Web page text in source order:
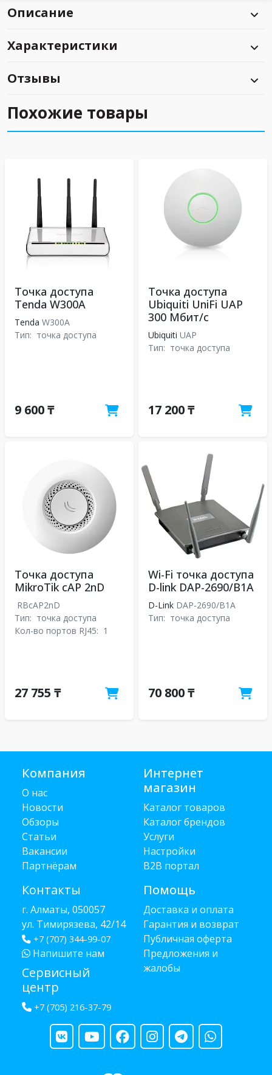
Описание
Характеристики
Отзывы
Похожие товары
Точка доступа
Tenda W300A
Tenda W300A
Тип: точка доступа
9 600 ₸
Точка доступа
Ubiquiti UniFi UAP
300 Мбит/с
Ubiquiti UAP
Тип: точка доступа
17 200 ₸
Точка доступа
MikroTik cAP 2nD
RBcAP2nD
Тип: точка доступа
Кол-во портов RJ45: 1
27 755 ₸
Wi-Fi точка доступа
D-link DAP-2690/B1A
D-Link DAP-2690/B1A
Тип: точка доступа
70 800 ₸
Компания
О нас
Новости
Обзоры
Статьи
Вакансии
Партнёрам
Контакты
г. Алматы, 050057
ул. Тимирязева, 42/14
+7 (707) 344-99-07
Напишите нам
Сервисный
центр
+7 (705) 216-37-79
Интернет
магазин
Каталог товаров
Каталог брендов
Услуги
Настройки
B2B портал
Помощь
Доставка и оплата
Гарантия и возврат
Публичная оферта
Предложения и
жалобы